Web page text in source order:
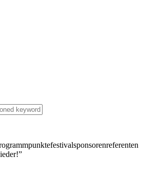
festivalsponsorenreferenten